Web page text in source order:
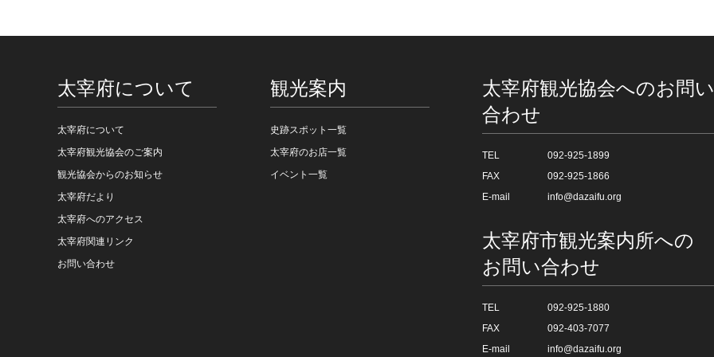
太宰府について
太宰府について
太宰府観光協会のご案内
観光協会からのお知らせ
太宰府だより
太宰府へのアクセス
太宰府関連リンク
お問い合わせ
観光案内
史跡スポット一覧
太宰府のお店一覧
イベント一覧
太宰府観光協会へのお問
合わせ
TEL
092-925-1899
FAX
092-925-1866
E-mail
info@dazaifu.org
太宰府市観光案内所への
お問い合わせ
TEL
092-925-1880
FAX
092-403-7077
E-mail
info@dazaifu.org